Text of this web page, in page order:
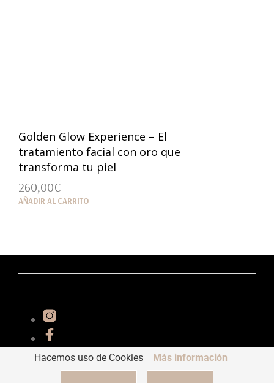
Golden Glow Experience – El
tratamiento facial con oro que
transforma tu piel
260,00€
AÑADIR AL CARRITO
Essential 2022
Hacemos uso de Cookies Más información